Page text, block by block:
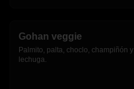
Gohan veggie
Palmito, palta, choclo, champiñón y
lechuga.